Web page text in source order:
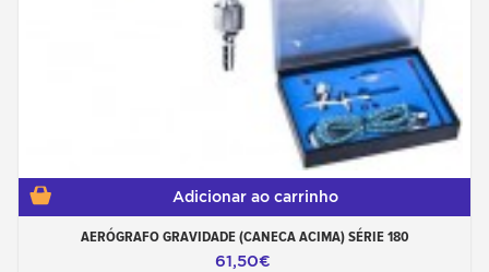
Adicionar ao carrinho
AERÓGRAFO GRAVIDADE (CANECA ACIMA) SÉRIE 180
61,50€